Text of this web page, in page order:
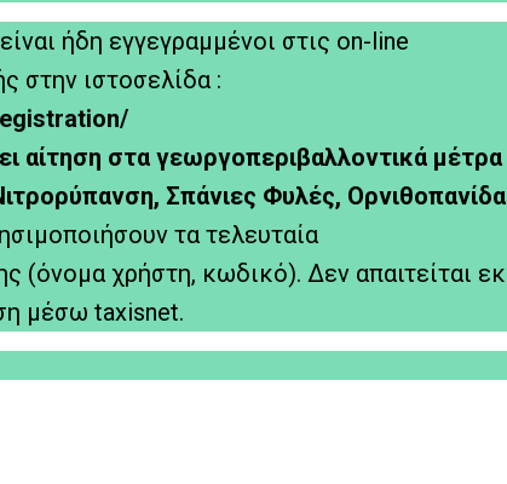
ήδη εγγεγραμμένοι στις οn-line
ιστοσελίδα :
αίτηση στα γεωργοπεριβαλλοντικά μέτρα
Σπάνιες Φυλές, Ορνιθοπανίδα
τα τελευταία
(όνομα χρήστη, κωδικό). Δεν απαιτείται εκ
μέσω taxisnet.